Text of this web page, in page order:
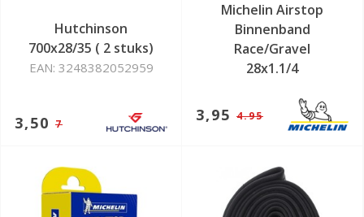
Hutchinson
700x28/35 ( 2 stuks)
EAN: 3248382052959
3,50 7
Michelin Airstop
Binnenband
Race/Gravel
28x1.1/4
3,95 4.95